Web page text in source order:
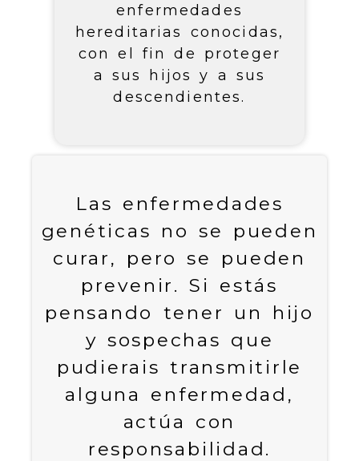
enfermedades
hereditarias conocidas,
con el fin de proteger
a sus hijos y a sus
descendientes.
Las enfermedades
genéticas no se pueden
curar, pero se pueden
prevenir. Si estás
pensando tener un hijo
y sospechas que
pudierais transmitirle
alguna enfermedad,
actúa con
responsabilidad.